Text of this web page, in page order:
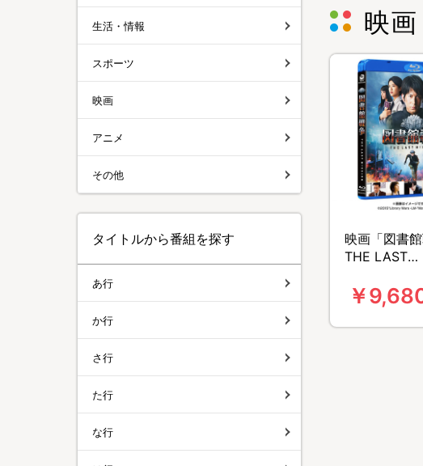
映
映画「図書
THE LAST
アムBOX(5枚
￥
生活・情報
スポーツ
映画
アニメ
その他
タイトルから番組を探す
あ行
か行
さ行
た行
な行